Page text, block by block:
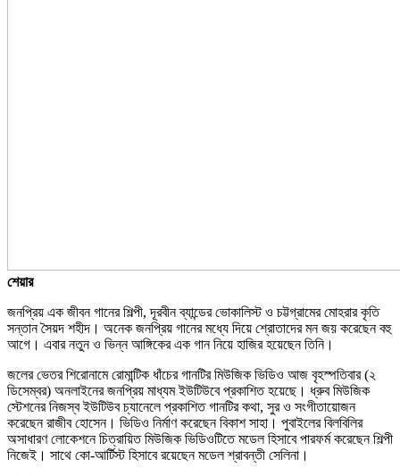
শেয়ার
জনপ্রিয় এক জীবন গানের শিল্পী, দূরবীন ব্যান্ডের ভোকালিস্ট ও চট্টগ্রামের মোহরার কৃতি
সন্তান সৈয়দ শহীদ। অনেক জনপ্রিয় গানের মধ্যে দিয়ে শ্রোতাদের মন জয় করেছেন বহু
আগে। এবার নতুন ও ভিন্ন আঙ্গিকের এক গান নিয়ে হাজির হয়েছেন তিনি।
জলের ভেতর শিরোনামে রোমান্টিক ধাঁচের গানটির মিউজিক ভিডিও আজ বৃহস্পতিবার (২
ডিসেম্বর) অনলাইনের জনপ্রিয় মাধ্যম ইউটিউবে প্রকাশিত হয়েছে। ধ্রুব মিউজিক
স্টেশনের নিজস্ব ইউটিউব চ্যানেলে প্রকাশিত গানটির কথা, সুর ও সংগীতায়োজন
করেছেন রাজীব হোসেন। ভিডিও নির্মাণ করেছেন বিকাশ সাহা। পুবাইলের বিলবিলির
অসাধারণ লোকেশনে চিত্রায়িত মিউজিক ভিডিওটিতে মডেল হিসাবে পারফর্ম করেছেন শিল্পী
নিজেই। সাথে কো-আর্টিস্ট হিসাবে রয়েছেন মডেল শ্রাবন্তী সেলিনা।